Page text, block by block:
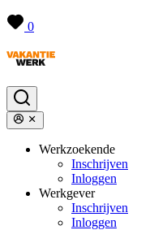
0
Werkzoekende
Inschrijven
Inloggen
Werkgever
Inschrijven
Inloggen